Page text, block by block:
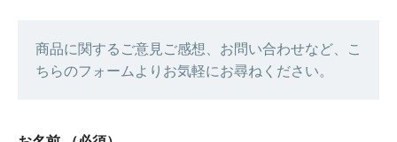
商品に関するご意見ご感想、お問い合わせなど、こ
ちらのフォームよりお気軽にお尋ねください。